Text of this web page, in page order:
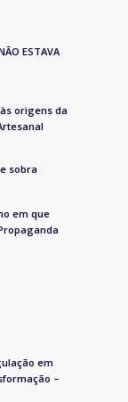
ESTAVA
às origens da
sobra
em que
em
–